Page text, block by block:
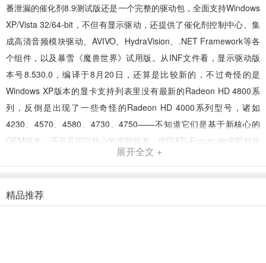
番泄漏的催化剂8.9测试版还是一个完整的驱动包，全面支持Windows
XP/Vista 32/64-bit，不但有显示驱动，还提供了催化剂控制中心、集
成高清音频模块驱动、AVIVO、HydraVision、.NET Framework等各
个组件，以及暴雪《魔兽世界》试用版。从INF文件看，显示驱动版
本号8.530.0，编译于8月20日，还算是比较新的，不过奇怪的是
Windows XP版本的显卡支持列表里没有最新的Radeon HD 4800系
列，反倒是出现了一些奇怪的Radeon HD 4000系列型号，诸如
4230、4570、4580、4730、4750——不知道它们是基于新核心的
OEM版本，还是采用旧核心的变脸版本。德国ATI-Forum.de迅即对这
款泄漏驱动进行了简单测试，发现其游戏性能略有提升。测试平台采
HD 4850 OC 700/1150MHz显卡、Windows Vista 64-bit操作系统。
与8.8正式版相比，催化剂8.9测试版打得3DMark06得分没有任何变
展开全文 +
精品推荐